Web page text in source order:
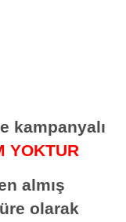
kampanyalı
YOKTUR
almış
olarak